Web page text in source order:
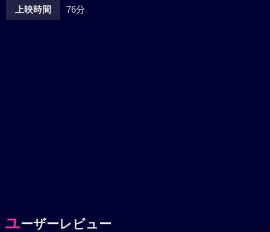
上映時間 76分
ユーザーレビュー